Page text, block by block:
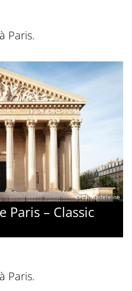
Paris.
© La Madeleine
Paris – Classic
Paris.